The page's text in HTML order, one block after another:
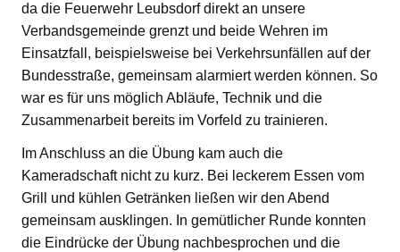
da die Feuerwehr Leubsdorf direkt an unsere
Verbandsgemeinde grenzt und beide Wehren im
Einsatzfall, beispielsweise bei Verkehrsunfällen auf der
Bundesstraße, gemeinsam alarmiert werden können. So
war es für uns möglich Abläufe, Technik und die
Zusammenarbeit bereits im Vorfeld zu trainieren.
Im Anschluss an die Übung kam auch die
Kameradschaft nicht zu kurz. Bei leckerem Essen vom
Grill und kühlen Getränken ließen wir den Abend
gemeinsam ausklingen. In gemütlicher Runde konnten
die Eindrücke der Übung nachbesprochen und die